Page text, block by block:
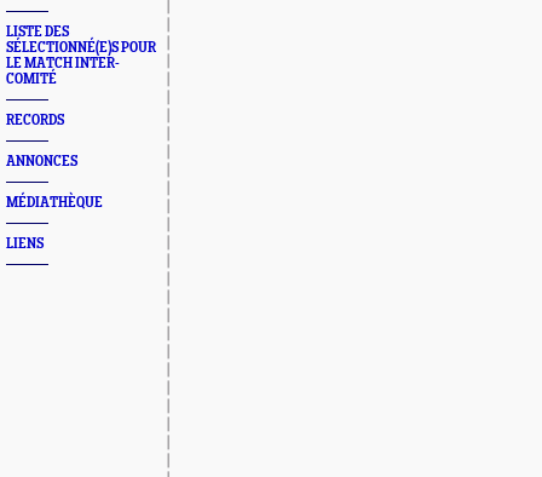
LISTE DES
SÉLECTIONNÉ(E)S POUR
LE MATCH INTER-
COMITÉ
RECORDS
ANNONCES
MÉDIATHÈQUE
LIENS